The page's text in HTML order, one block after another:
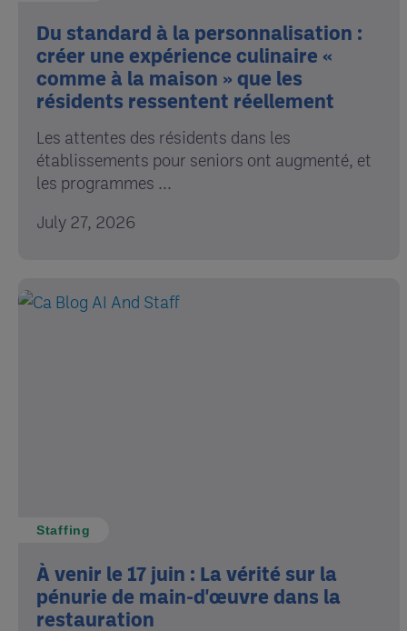
Du standard à la personnalisation :
créer une expérience culinaire «
comme à la maison » que les
résidents ressentent réellement
Les attentes des résidents dans les
établissements pour seniors ont augmenté, et
les programmes ...
July 27, 2026
Staffing
À venir le 17 juin : La vérité sur la
pénurie de main-d'œuvre dans la
restauration